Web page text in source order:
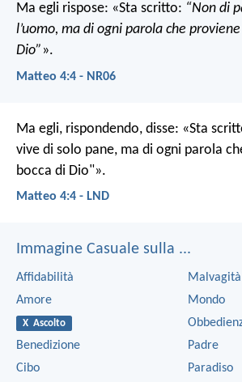
Ma egli rispose: «Sta scritto: “Non di
l’uomo, ma di ogni parola che
Dio” ».
Matteo 4:4 - NR06
Ma egli, rispondendo, disse: «Sta
vive di solo pane, ma di ogni parola
bocca di Dio"».
Matteo 4:4 - LND
Immagine Casuale sulla ...
Affidabilità
Amore
X Ascolto
Benedizione
Cibo
Malvagità
Mondo
Padre
Paradiso